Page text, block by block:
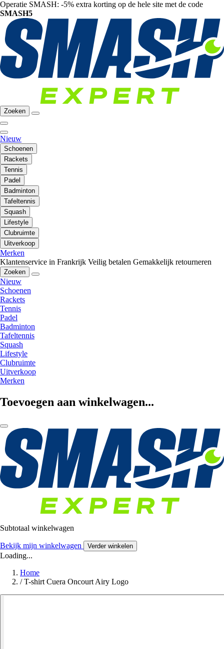
Operatie SMASH: -5% extra korting op de hele site met de code
SMASH5
Zoeken
Nieuw
Schoenen
Rackets
Tennis
Padel
Badminton
Tafeltennis
Squash
Lifestyle
Clubruimte
Uitverkoop
Merken
Klantenservice in Frankrijk Veilig betalen Gemakkelijk retourneren
Zoeken
Nieuw
Schoenen
Rackets
Tennis
Padel
Badminton
Tafeltennis
Squash
Lifestyle
Clubruimte
Uitverkoop
Merken
Toevoegen aan winkelwagen...
Subtotaal winkelwagen
Bekijk mijn winkelwagen Verder winkelen
Loading...
Home
/ T-shirt Cuera Oncourt Airy Logo